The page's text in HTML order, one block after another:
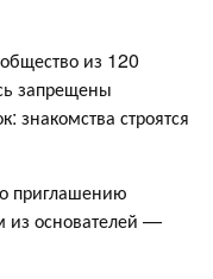
из 120
запрещены
знакомства строятся
приглашению
из основателей —